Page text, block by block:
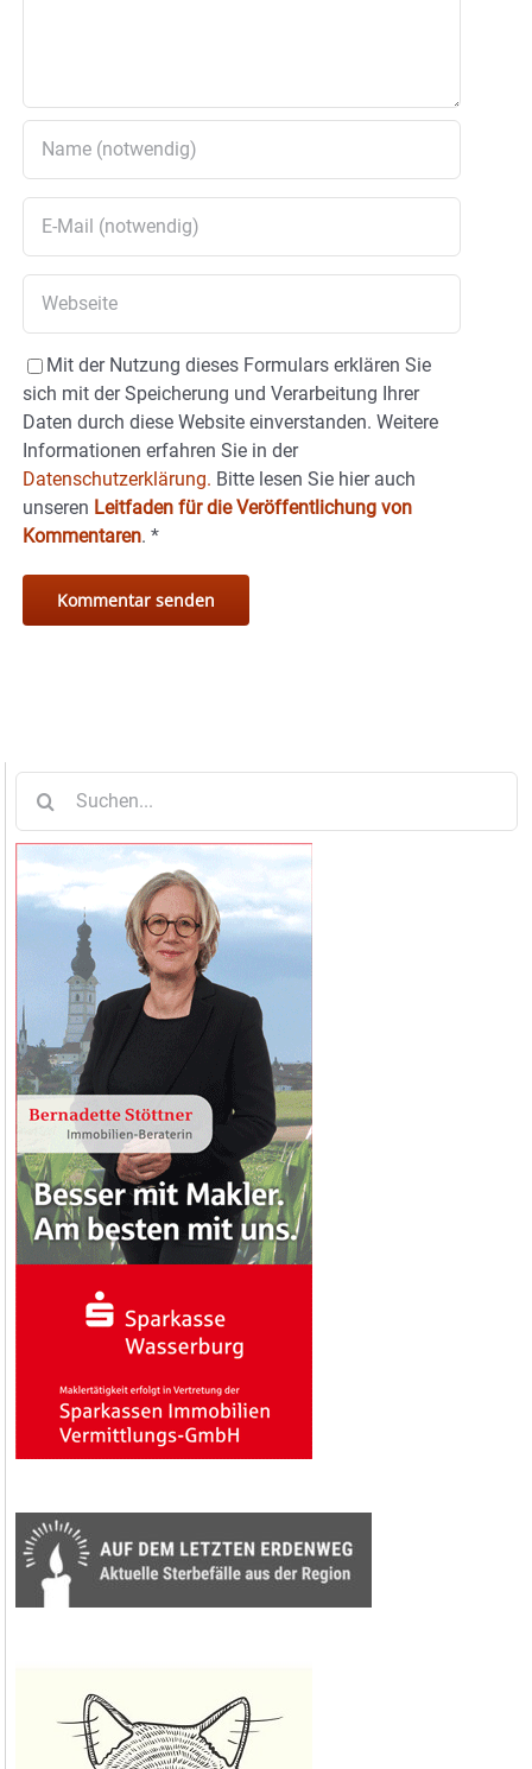
Mit der Nutzung dieses Formulars erklären Sie
sich mit der Speicherung und Verarbeitung Ihrer
Daten durch diese Website einverstanden. Weitere
Informationen erfahren Sie in der
Datenschutzerklärung. Bitte lesen Sie hier auch
unseren Leitfaden für die Veröffentlichung von
Kommentaren. *
nach: